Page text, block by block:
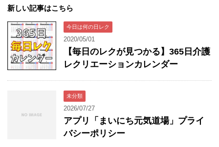
新しい記事はこちら
今日は何の日レク
2020/05/01
【毎日のレクが見つかる】365日介護
レクリエーションカレンダー
未分類
2026/07/27
アプリ「まいにち元気道場」プライ
バシーポリシー